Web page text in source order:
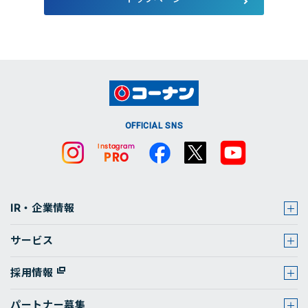
OFFICIAL SNS
IR・企業情報
サービス
採用情報
パートナー募集